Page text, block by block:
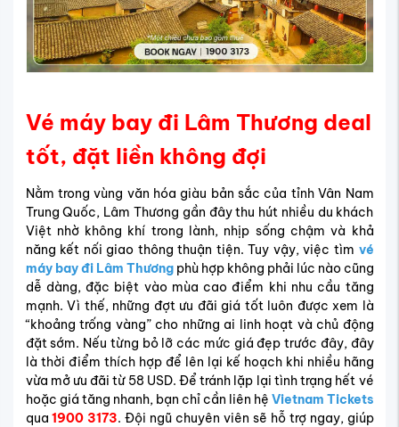
Vé máy bay đi Lâm Thương deal
tốt, đặt liền không đợi
Nằm trong vùng văn hóa giàu bản sắc của tỉnh Vân Nam
Trung Quốc, Lâm Thương gần đây thu hút nhiều du khách
Việt nhờ không khí trong lành, nhịp sống chậm và khả
năng kết nối giao thông thuận tiện. Tuy vậy, việc tìm vé
máy bay đi Lâm Thươngphù hợp không phải lúc nào cũng
dễ dàng, đặc biệt vào mùa cao điểm khi nhu cầu tăng
mạnh. Vì thế, những đợt ưu đãi giá tốt luôn được xem là
“khoảng trống vàng” cho những ai linh hoạt và chủ động
đặt sớm. Nếu từng bỏ lỡ các mức giá đẹp trước đây, đây
là thời điểm thích hợp để lên lại kế hoạch khi nhiều hãng
vừa mở ưu đãi từ 58 USD. Để tránh lặp lại tình trạng hết vé
hoặc giá tăng nhanh, bạn chỉ cần liên hệ Vietnam Tickets
qua1900 3173. Đội ngũ chuyên viên sẽ hỗ trợ ngay, giúp